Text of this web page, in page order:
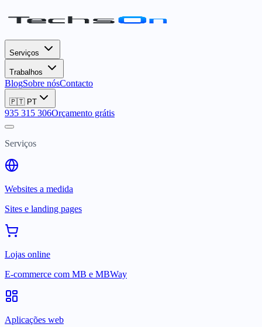
Serviços
Trabalhos
BlogSobre nósContacto
🇵🇹 PT
935 315 306Orçamento grátis
Serviços
Websites a medida
Sites e landing pages
Lojas online
E-commerce com MB e MBWay
Aplicações web